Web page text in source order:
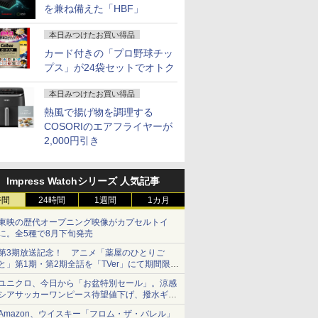
を兼ね備えた「HBF」
本日みつけたお買い得品
カード付きの「プロ野球チッ
プス」が24袋セットでオトク
本日みつけたお買い得品
熱風で揚げ物を調理する
COSORIのエアフライヤーが
2,000円引き
Impress Watchシリーズ 人気記事
24時間 1週間 1カ月
映の歴代オープニング映像がカプセルトイ
。全5種で8月下旬発売
3期放送記念！ アニメ「薬屋のひとりご
」第1期・第2期全話を「TVer」にて期間限定
順次無料配信開始
ニクロ、今日から「お盆特別セール」。涼感
アサッカーワンピース待望値下げ、撥水ギア
ョーツは1990円に
、ウイスキー「フロム・ザ・バレル」